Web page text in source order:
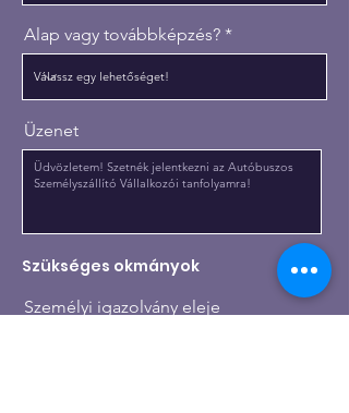
Alap vagy továbbképzés?
Üzenet
Szükséges okmányok
Személyi igazolvány eleje